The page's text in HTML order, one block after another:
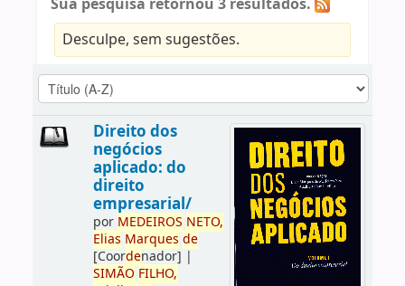
Sua pesquisa retornou 3 resultados.
Desculpe, sem sugestões.
Direito dos
negócios
aplicado: do
direito
empresarial/
por MEDEIROS NETO,
Elias Marques de
[Coordenador] |
SIMÃO FILHO,